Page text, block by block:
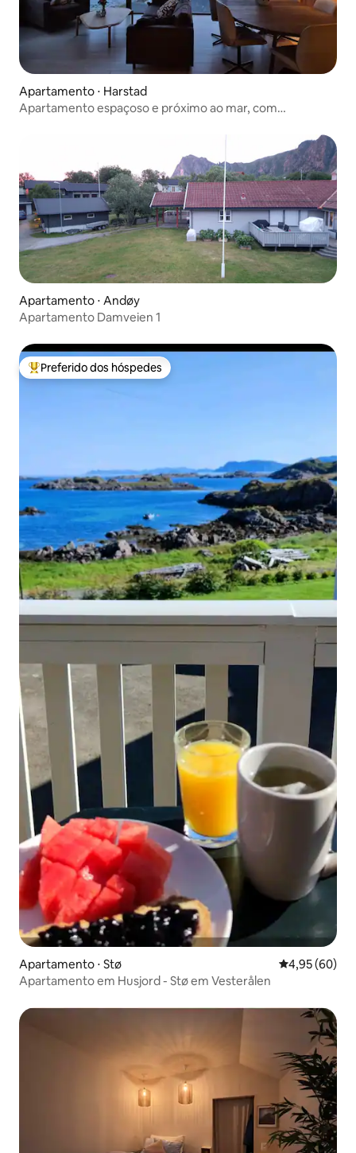
Apartamento ⋅ Harstad
Apartamento espaçoso e próximo ao mar, com
Apartamento ⋅ Andøy
Apartamento Damveien 1
Entre os melhores preferidos dos hóspedes
Preferido dos hóspedes
Apartamento ⋅ Stø 4,95 de uma
4,95 (60)
Apartamento em Husjord - Stø em Vesterålen